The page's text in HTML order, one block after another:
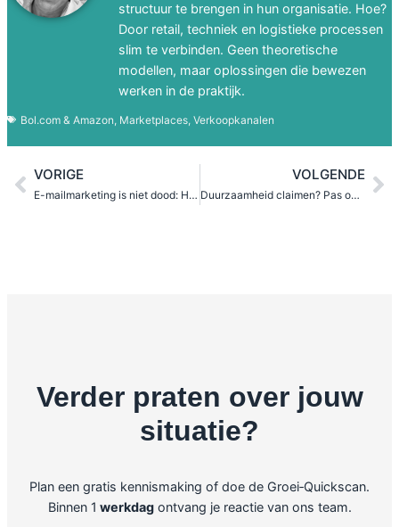
structuur te brengen in hun organisatie. Hoe?
Door retail, techniek en logistieke processen
slim te verbinden. Geen theoretische
modellen, maar oplossingen die bewezen
werken in de praktijk.
Bol.com & Amazon, Marketplaces, Verkoopkanalen
VORIGE
E-mailmarketing is niet dood: Hoe wij klanten terug laten komen
VOLGENDE
Duurzaamheid claimen? Pas op voor de ACM en ‘Greenwashing’
Verder praten over jouw
situatie?
Plan een gratis kennismaking of doe de Groei‑Quickscan.
Binnen 1 werkdagontvang je reactie van ons team.